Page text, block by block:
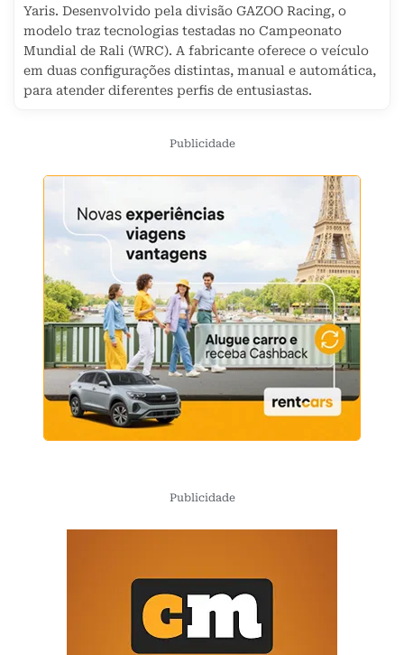
Yaris. Desenvolvido pela divisão GAZOO Racing, o
modelo traz tecnologias testadas no Campeonato
Mundial de Rali (WRC). A fabricante oferece o veículo
em duas configurações distintas, manual e automática,
para atender diferentes perfis de entusiastas.
Publicidade
Publicidade